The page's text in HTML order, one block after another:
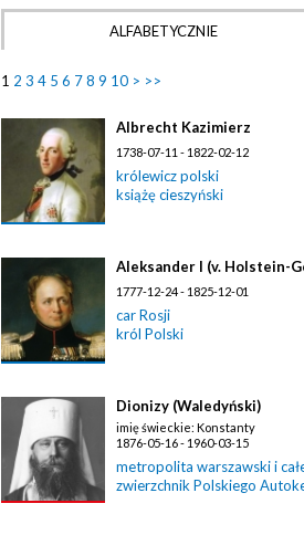
ALFABETYCZNIE
1 2 3 4 5 6 78 9 10 > >>
Albrecht Kazimierz
1738-07-11 - 1822-02-12
królewicz polski
książę cieszyński
Aleksander I (v. Holstein-
1777-12-24 - 1825-12-01
car Rosji
król Polski
Dionizy (Waledyński)
imię świeckie: Konstanty
1876-05-16 - 1960-03-15
metropolita warszawski i
zwierzchnik Polskiego